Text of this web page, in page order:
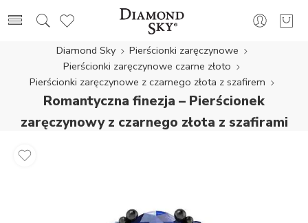
Diamond Sky
Pierścionki zaręczynowe
Pierścionki zaręczynowe czarne złoto
Pierścionki zaręczynowe z czarnego złota z szafirem
Romantyczna finezja – Pierścionek
zaręczynowy z czarnego złota z szafirami